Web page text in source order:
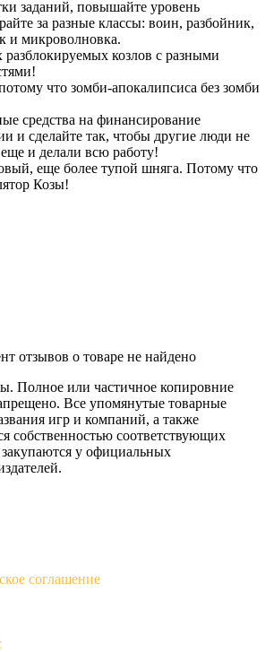
заданий, повышайте уровень
за разные классы: воин, разбойник,
и микроволновка.
козлов с разными
что зомби-апокалипсиса без зомби
средства на финансирование
и сделайте так, чтобы другие люди не
и делали всю работу!
еще более тупой шняга. Потому что
Козы!
отзывов о товаре не найдено
Полное или частичное копировние
Все упомянутые товарные
игр и компаний, а также
собственностью соответствующих
у официальных
соглашение